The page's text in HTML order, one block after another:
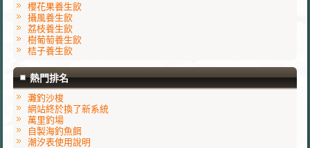
櫻花果養生飲
攝風養生飲
荔枝養生飲
樹葡萄養生飲
桔子養生飲
熱門排名
灘釣沙梭
網站終於換了新系統
萬里釣場
自製海釣魚餌
潮汐表使用說明